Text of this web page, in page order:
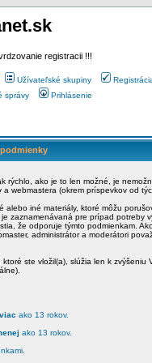
registracii !!!
Užívateľské skupiny
správy Prihlásenie
ako je to len možné, je
webmastera (okrem príspevkov od
iné materiály, ktoré môžu
zaznamenávaná pre prípad potreby
že odporuje týmto podmienkam.
administrátor a moderátori
ste vložil(a), slúžia len k
viac ako 13 rokov.
ako 13 rokov.